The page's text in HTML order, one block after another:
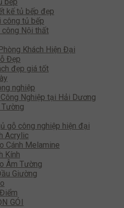
kế tủ bếp đẹp
công tủ bếp
công Nội thất
Khách Hiện Đại
Đẹp
đẹp giá tốt
nghiệp
Nghiệp tại Hải Dương
Tường
gỗ công nghiệp hiện đại
Acrylic
Cánh Melamine
Kính
Âm Tường
Giường
GÓI